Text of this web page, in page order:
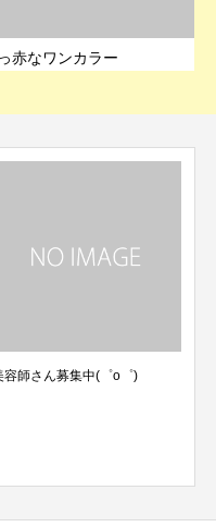
赤なワンカラー
容師さん募集中(゜o゜)